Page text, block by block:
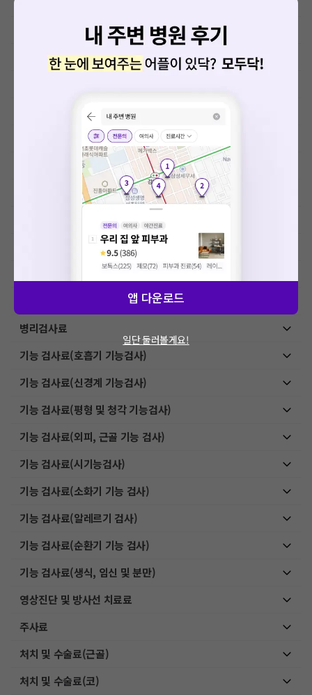
MRI-특수검사
초음파 검사료(진단초음파)
초음파 검사료(유도 초음파)
초음파 검사료(특수 초음파)
내시경, 천자 및 생검료
병리검사료
기능 검사료(호흡기 기능검사)
기능 검사료(신경계 기능검사)
기능 검사료(평형 및 청각 기능검사)
기능 검사료(외피, 근골 기능 검사)
기능 검사료(시기능검사)
기능 검사료(소화기 기능 검사)
기능 검사료(알레르기 검사)
기능 검사료(순환기 기능 검사)
기능 검사료(생식, 임신 및 분만)
영상진단 및 방사선 치료료
주사료
처치 및 수술료(근골)
처치 및 수술료(코)
앱 다운로드
일단 둘러볼게요!